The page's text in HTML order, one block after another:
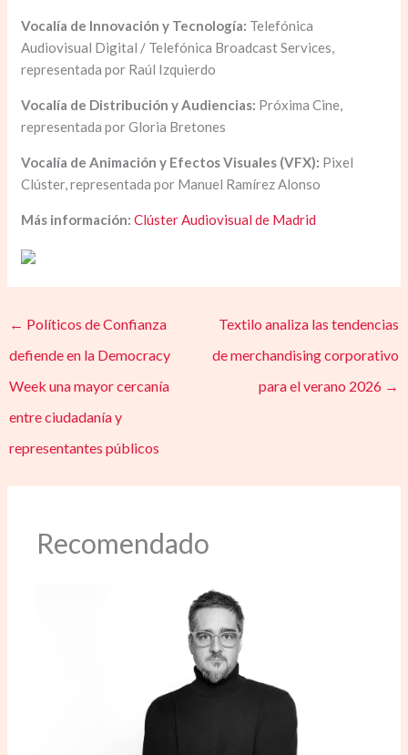
Vocalía de Innovación y Tecnología: Telefónica
Audiovisual Digital / Telefónica Broadcast Services,
representada por Raúl Izquierdo
Vocalía de Distribución y Audiencias: Próxima Cine,
representada por Gloria Bretones
Vocalía de Animación y Efectos Visuales (VFX): Pixel
Clúster, representada por Manuel Ramírez Alonso
Más información:Clúster Audiovisual de Madrid
← Políticos de Confianza
defiende en la Democracy
Week una mayor cercanía
entre ciudadanía y
representantes públicos
Textilo analiza las tendencias
de merchandising corporativo
para el verano 2026 →
Recomendado